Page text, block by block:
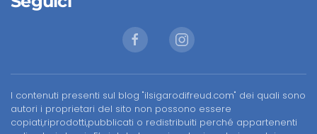
I contenuti presenti sul blog "ilsigarodifreud.com" dei quali sono
autori i proprietari del sito non possono essere
copiati,riprodotti,pubblicati o redistribuiti perché appartenenti